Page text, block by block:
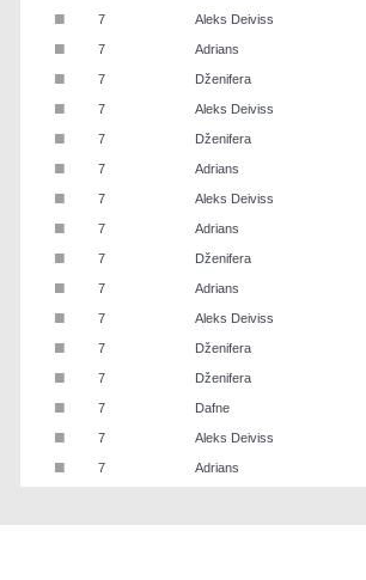
■ 7 Aleks Deiviss
■ 7 Adrians
■ 7 Dženifera
■ 7 Aleks Deiviss
■ 7 Dženifera
■ 7 Adrians
■ 7 Aleks Deiviss
■ 7 Adrians
■ 7 Dženifera
■ 7 Adrians
■ 7 Aleks Deiviss
■ 7 Dženifera
■ 7 Dženifera
■ 7 Dafne
■ 7 Aleks Deiviss
■ 7 Adrians